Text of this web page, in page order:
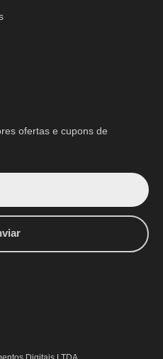
ofertas e cupons de